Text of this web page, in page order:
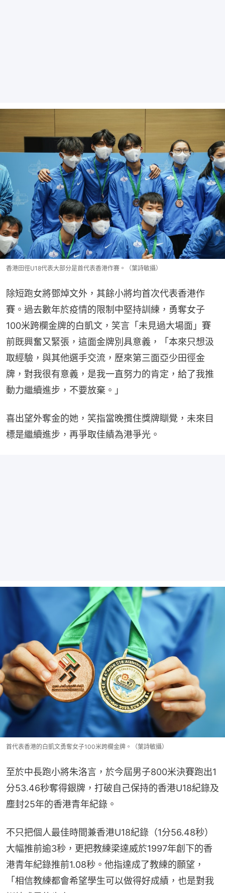
香港田徑U18代表大部分是首代表香港作賽。（葉詩敏攝）
除短跑女將鄧焯文外，其餘小將均首次代表香港作
賽。過去數年於疫情的限制中堅持訓練，勇奪女子
100米跨欄金牌的白凱文，笑言「未見過大場面」賽
前既興奮又緊張，這面金牌別具意義，「本來只想汲
取經驗，與其他選手交流，歷來第三面亞少田徑金
牌，對我很有意義，是我一直努力的肯定，給了我推
動力繼續進步，不要放棄。」
喜出望外奪金的她，笑指當晚攬住獎牌瞓覺，未來目
標是繼續進步，再爭取佳績為港爭光。
首代表香港的白凱文勇奪女子100米跨欄金牌。（葉詩敏攝）
至於中長跑小將朱洛言，於今屆男子800米決賽跑出1
分53.46秒奪得銀牌，打破自己保持的香港U18紀錄及
塵封25年的香港青年紀錄。
不只把個人最佳時間兼香港U18紀錄（1分56.48秒）
大幅推前逾3秒，更把教練梁達威於1997年創下的香
港青年紀錄推前1.08秒。他指達成了教練的願望，
「相信教練都會希望學生可以做得好成績，也是對我